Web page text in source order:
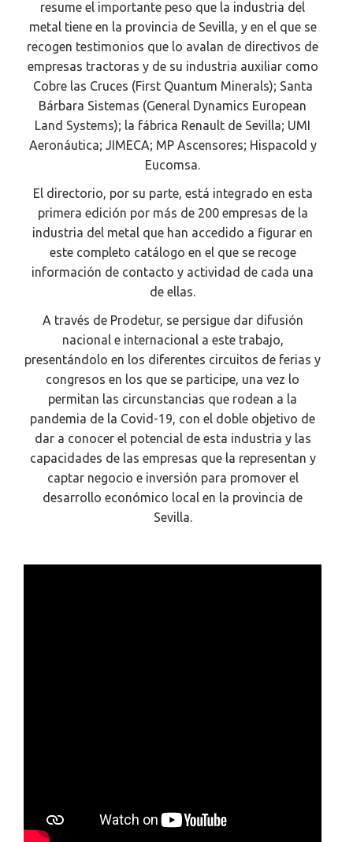
resume el importante peso que la industria del
metal tiene en la provincia de Sevilla, y en el que se
recogen testimonios que lo avalan de directivos de
empresas tractoras y de su industria auxiliar como
Cobre las Cruces (First Quantum Minerals); Santa
Bárbara Sistemas (General Dynamics European
Land Systems); la fábrica Renault de Sevilla; UMI
Aeronáutica; JIMECA; MP Ascensores; Hispacold y
Eucomsa.
El directorio, por su parte, está integrado en esta
primera edición por más de 200 empresas de la
industria del metal que han accedido a figurar en
este completo catálogo en el que se recoge
información de contacto y actividad de cada una
de ellas.
A través de Prodetur, se persigue dar difusión
nacional e internacional a este trabajo,
presentándolo en los diferentes circuitos de ferias y
congresos en los que se participe, una vez lo
permitan las circunstancias que rodean a la
pandemia de la Covid-19, con el doble objetivo de
dar a conocer el potencial de esta industria y las
capacidades de las empresas que la representan y
captar negocio e inversión para promover el
desarrollo económico local en la provincia de
Sevilla.